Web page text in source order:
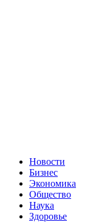
Новости
Бизнес
Экономика
Общество
Наука
Здоровье